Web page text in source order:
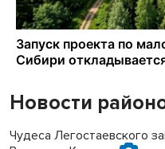
Новости
Чудеса Легостаевского